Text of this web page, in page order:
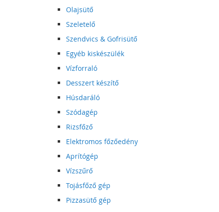
Olajsütő
Szeletelő
Szendvics & Gofrisütő
Egyéb kiskészülék
Vízforraló
Desszert készítő
Húsdaráló
Szódagép
Rizsfőző
Elektromos főzőedény
Aprítógép
Vízszűrő
Tojásfőző gép
Pizzasütő gép